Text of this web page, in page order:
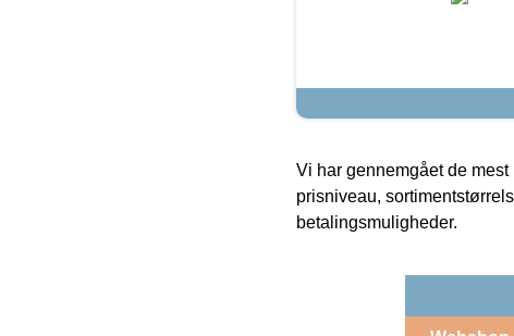
Vi har gennemgået de
prisniveau,
betalingsmuligheder.